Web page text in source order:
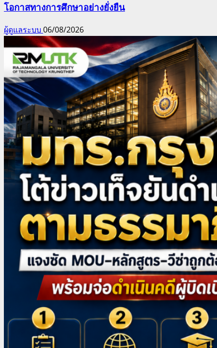
โอกาสทางการศึกษาอย่างยั่งยืน
ผู้ดูแลระบบ 06/08/2026